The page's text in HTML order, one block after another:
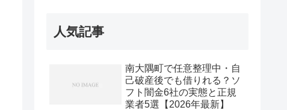
人気記事
南大隅町で任意整理中・自
己破産後でも借りれる？ソ
フト闇金6社の実態と正規
業者5選【2026年最新】